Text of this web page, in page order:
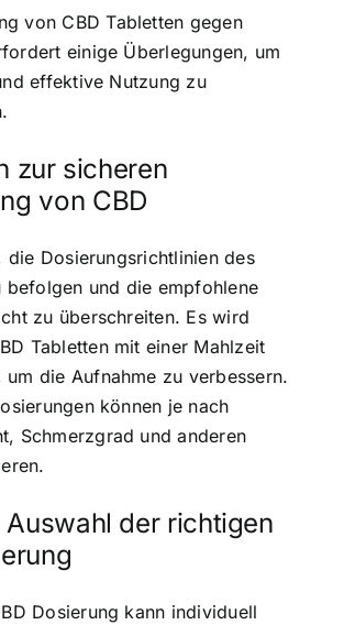
von CBD Tabletten gegen
einige Überlegungen, um
effektive Nutzung zu
zur sicheren
von CBD
die Dosierungsrichtlinien des
befolgen und die empfohlene
zu überschreiten. Es wird
Tabletten mit einer Mahlzeit
um die Aufnahme zu verbessern.
können je nach
Schmerzgrad und anderen
der richtigen
Dosierung kann individuell